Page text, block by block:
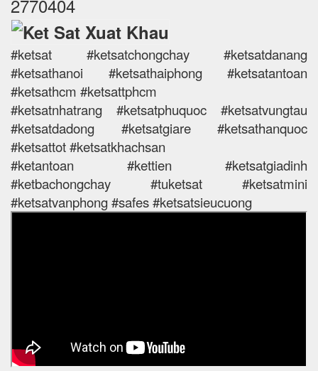
2770404
#ketsat #ketsatchongchay #ketsatdanang
#ketsathanoi #ketsathaiphong #ketsatantoan
#ketsathcm #ketsattphcm
#ketsatnhatrang #ketsatphuquoc #ketsatvungtau
#ketsatdadong #ketsatgiare #ketsathanquoc
#ketsattot #ketsatkhachsan
#ketantoan #kettien #ketsatgiadinh
#ketbachongchay #tuketsat #ketsatmini
#ketsatvanphong #safes #ketsatsieucuong